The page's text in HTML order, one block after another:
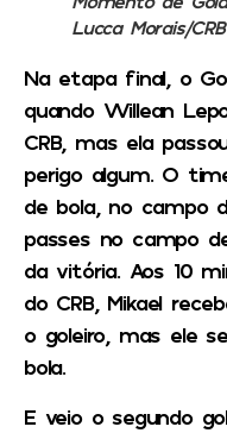
Lucca Morais/CRB
Na etapa final, o
quando Willean
CRB, mas ela
perigo algum. O
de bola, no campo
passes no campo
da vitória. Aos 10
do CRB, Mikael
o goleiro, mas ele
bola.
E veio o segundo